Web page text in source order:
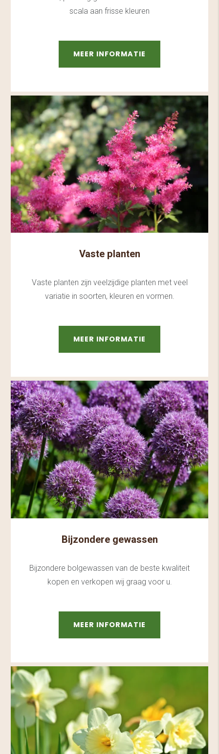
scala aan frisse kleuren
MEER INFORMATIE
Vaste planten
Vaste planten zijn veelzijdige planten met veel
variatie in soorten, kleuren en vormen.
MEER INFORMATIE
Bijzondere gewassen
Bijzondere bolgewassen van de beste kwaliteit
kopen en verkopen wij graag voor u.
MEER INFORMATIE